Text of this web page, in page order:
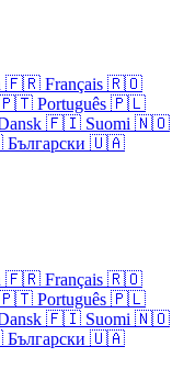
🇫🇷 Français 🇷🇴
Português 🇵🇱
🇫🇮 Suomi 🇳🇴
Български 🇺🇦
🇫🇷 Français 🇷🇴
Português 🇵🇱
🇫🇮 Suomi 🇳🇴
Български 🇺🇦